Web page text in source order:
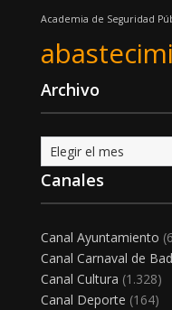
Academia de Seguridad
Archivo
Archivo
Canales
Canal Ayuntamiento
Canal Carnaval de
Canal Cultura (1.328)
Canal Deporte (164)